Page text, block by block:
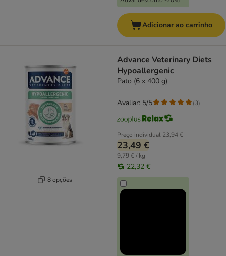
Adicionar ao carrinho
8 opções
Advance Veterinary Diets
Hypoallergenic
Pato (6 x 400 g)
Preço individual 23,94 €
23,49 €
9,79 € / kg
22,32 €
Avaliar: 5/5 (3)